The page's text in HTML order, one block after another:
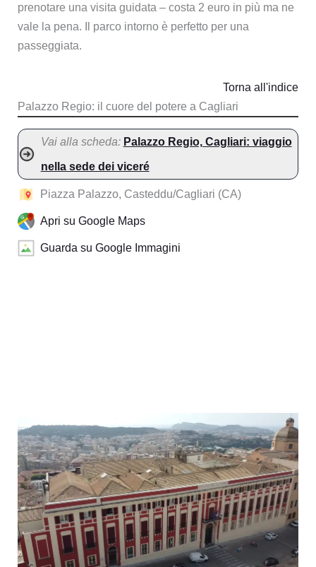
prenotare una visita guidata – costa 2 euro in più ma ne
vale la pena. Il parco intorno è perfetto per una
passeggiata.
Palazzo Regio: il cuore del potere a Cagliari
Torna all'indice
Vai alla scheda: Palazzo Regio, Cagliari: viaggio
nella sede dei viceré
Piazza Palazzo, Casteddu/Cagliari (CA)
Apri su Google Maps
Guarda su Google Immagini